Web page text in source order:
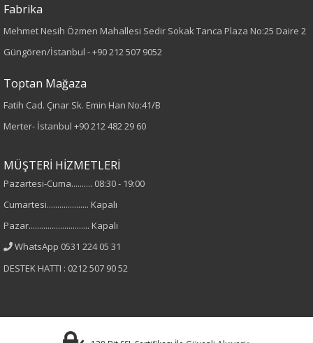
Paça Tipi
Dokuma
Düz
Kumaş
%32 Viskon
%3 Elastan
Fabrika
Mehmet Nesih Özmen Mahallesi Sedir Sokak Tanca Plaza No:25 Daire 2
Güngören/İstanbul -+90 212 507 9052
Toptan Mağaza
Fatih Cad. Çınar Sk. Emin Han No:41/B
Merter- İstanbul +90 212 482 29 60
MÜŞTERİ HİZMETLERİ
Pazartesi-Cuma.......... 08:30 - 19:00
Cumartesi.................... Kapalı
Pazar............................. Kapalı
WhatsApp 0531 224 05 31
DESTEK HATTI : 0212 507 90 52